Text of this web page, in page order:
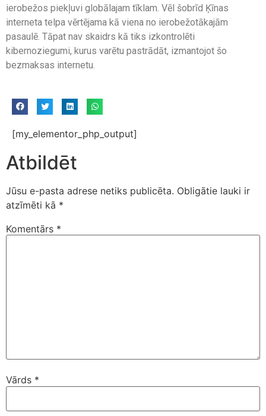
ierobežos piekļuvi globālajam tīklam. Vēl šobrīd Ķīnas
interneta telpa vērtējama kā viena no ierobežotākajām
pasaulē. Tāpat nav skaidrs kā tiks izkontrolēti
kibernoziegumi, kurus varētu pastrādāt, izmantojot šo
bezmaksas internetu.
[my_elementor_php_output]
Atbildēt
Jūsu e-pasta adrese netiks publicēta. Obligātie lauki ir
atzīmēti kā *
Komentārs *
Vārds *